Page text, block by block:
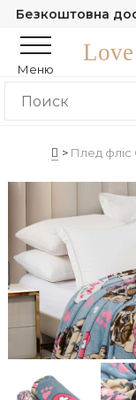
Безкоштовна
Меню
Плед фліс